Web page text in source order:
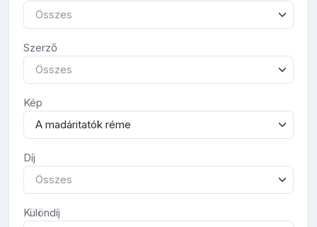
Összes
Szerző
Összes
Kép
A madáritatók réme
Díj
Összes
Különdíj